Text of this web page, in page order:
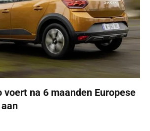
voert na 6 maanden Europese